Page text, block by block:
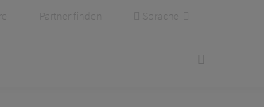
Partner finden Sprache